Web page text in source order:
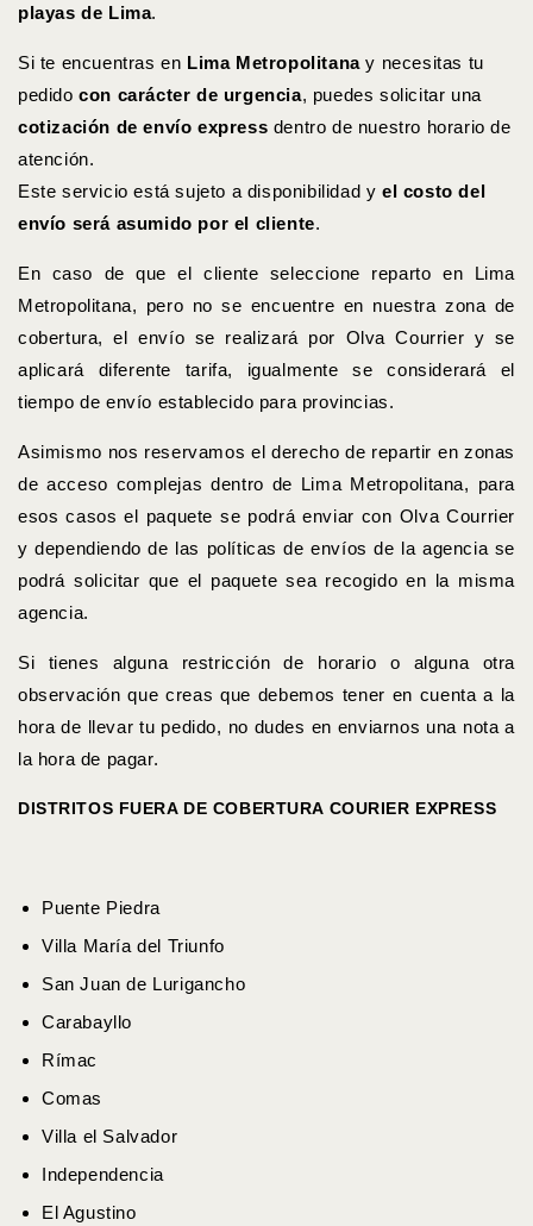
playas de Lima.
Si te encuentras en Lima Metropolitanay necesitas tu
pedidocon carácter de urgencia, puedes solicitar una
cotización de envío express dentro de nuestro horario de
atención.
Este servicio está sujeto a disponibilidad y el costo del
envío será asumido por el cliente.
En caso de que el cliente seleccione reparto en Lima
Metropolitana, pero no se encuentre en nuestra zona de
cobertura, el envío se realizará por Olva Courrier y se
aplicará diferente tarifa, igualmente se considerará el
tiempo de envío establecido para provincias.
Asimismo nos reservamos el derecho de repartir en zonas
de acceso complejas dentro de Lima Metropolitana, para
esos casos el paquete se podrá enviar con Olva Courrier
y dependiendo de las políticas de envíos de la agencia se
podrá solicitar que el paquete sea recogido en la misma
agencia.
Si tienes alguna restricción de horario o alguna otra
observación que creas que debemos tener en cuenta a la
hora de llevar tu pedido, no dudes en enviarnos una nota a
la hora de pagar.
DISTRITOS FUERA DE COBERTURA COURIER EXPRESS
Puente Piedra
Villa María del Triunfo
San Juan de Lurigancho
Carabayllo
Rímac
Comas
Villa el Salvador
Independencia
El Agustino